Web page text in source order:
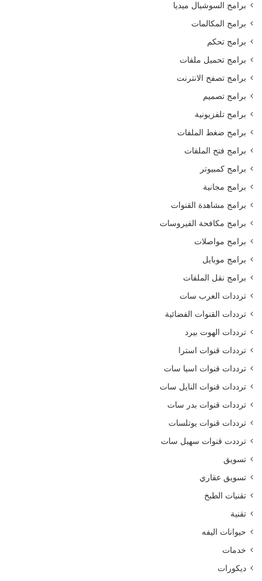
برامج السوشيال ميديا
برامج المكالمات
برامج تحكم
برامج تحميل ملفات
برامج تصفح الانترنت
برامج تصميم
برامج تلفزيونية
برامج ضغط الملفات
برامج فتح الملفات
برامج كمبيوتر
برامج مجانية
برامج مشاهدة القنوات
برامج مكافحة الفيروسات
برامج مواصلات
برامج موبايل
برامج نقل الملفات
ترددات العرب سات
ترددات القنوات الفضائية
ترددات الهوت بيرد
ترددات قنوات استرا
ترددات قنوات اسيا سات
ترددات قنوات النايل سات
ترددات قنوات بدر سات
ترددات قنوات يوتلسات
ترددت قنوات سهيل سات
تسويق
تسويق عقاري
تقنيات الطبخ
تقنية
حيوانات اليفه
خدمات
ديكورات